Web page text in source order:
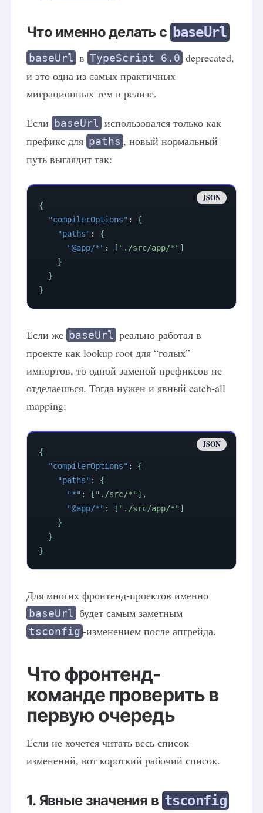
Что именно делать с baseUrl
baseUrl в TypeScript 6.0 deprecated,
и это одна из самых практичных
миграционных тем в релизе.
Если baseUrl использовался только как
префикс для paths , новый нормальный
путь выглядит так:
{
"compilerOptions" :
{
"paths" :
{
"@app/*" : [ "./src/app/*" ]
}
}
}
Если же baseUrl реально работал в
проекте как lookup root для “голых”
импортов, то одной заменой префиксов не
отделаешься. Тогда нужен и явный catch-all
mapping:
{
"compilerOptions" :
{
"paths" :
{
"*" : [ "./src/*" ] ,
"@app/*" : [ "./src/app/*" ]
}
}
}
Для многих фронтенд-проектов именно
baseUrl будет самым заметным
tsconfig -изменением после апгрейда.
Что фронтенд-
команде проверить в
первую очередь
Если не хочется читать весь список
изменений, вот короткий рабочий список.
1. Явные значения в tsconfig